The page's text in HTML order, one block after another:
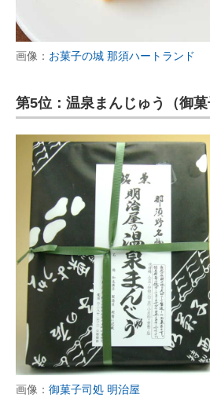
画像： お菓子の城 那須ハートランド
第5位：温泉まんじゅう（御菓
画像： 御菓子司処 明治屋